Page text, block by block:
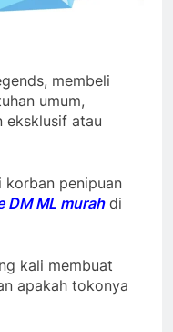
membeli
umum,
eksklusif atau
korban penipuan
DM ML murahdi
kali membuat
apakah tokonya